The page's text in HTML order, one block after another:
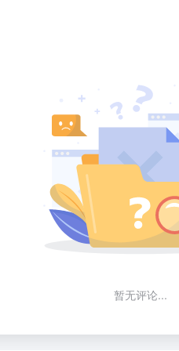
暂无评论...